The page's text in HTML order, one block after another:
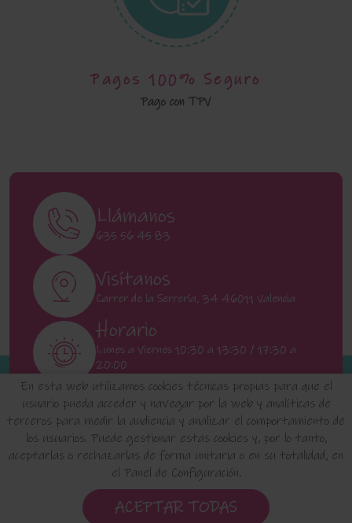
Pagos 100% Seguro
Pago con TPV
En esta web utilizamos cookies técnicas propias para que el
usuario pueda acceder y navegar por la web y analíticas de
terceros para medir la audiencia y analizar el comportamiento de
los usuarios. Puede gestionar estas cookies y, por lo tanto,
aceptarlas o rechazarlas de forma unitaria o en su totalidad, en
el Panel de Configuración.
ACEPTAR TODAS
Llámanos
635 56 45 83
Visítanos
Carrer de la Serrería, 34 46011 Valencia
Horario
Lunes a Viernes 10:30 a 13:30 / 17:30 a
20:00
Sábados 11:00 a 13:00
INICIO QUIENES SOMOS FAQ'S
Política de Privacidad de Datos
Política de Cookies
Configuración de Cookies
Condiciones de uso y Devoluciones